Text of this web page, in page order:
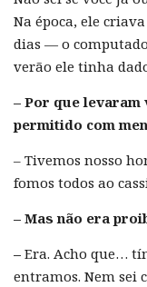
Na época, ele
dias — o
verão ele tinha
– Por que
permitido com
– Tivemos nosso
fomos todos ao
– Mas não era
– Era. Acho que…
entramos. Nem sei